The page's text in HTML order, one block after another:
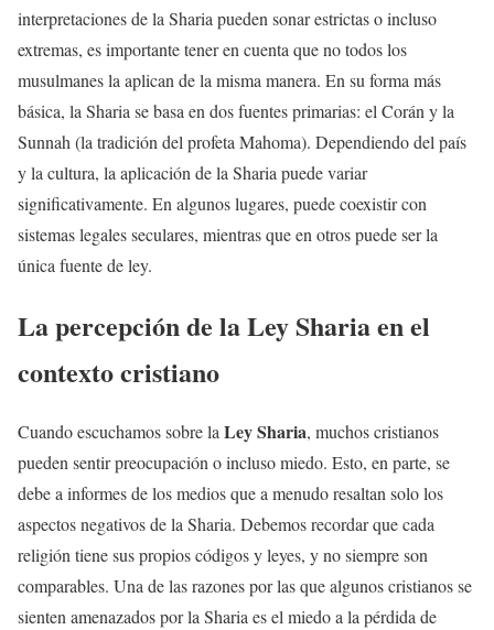
interpretaciones de la Sharia pueden sonar estrictas o incluso
extremas, es importante tener en cuenta que no todos los
musulmanes la aplican de la misma manera. En su forma más
básica, la Sharia se basa en dos fuentes primarias: el Corán y la
Sunnah (la tradición del profeta Mahoma). Dependiendo del país
y la cultura, la aplicación de la Sharia puede variar
significativamente. En algunos lugares, puede coexistir con
sistemas legales seculares, mientras que en otros puede ser la
única fuente de ley.
La percepción de laLey Shariaen el
contexto cristiano
Cuando escuchamos sobre laLey Sharia, muchos cristianos
pueden sentir preocupación o incluso miedo. Esto, en parte, se
debe a informes de los medios que a menudo resaltan solo los
aspectos negativos de la Sharia. Debemos recordar que cada
religión tiene sus propios códigos y leyes, y no siempre son
comparables. Una de las razones por las que algunos cristianos se
sienten amenazados por la Sharia es el miedo a la pérdida de